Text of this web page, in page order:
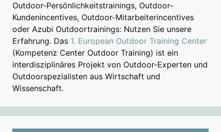
Outdoor-Persönlichkeitstrainings, Outdoor-
Kundenincentives, Outdoor-Mitarbeiterincentives
oder Azubi Outdoortrainings: Nutzen Sie unsere
Erfahrung. Das 1. European Outdoor Training Center
(Kompetenz Center Outdoor Training) ist ein
interdisziplinäres Projekt von Outdoor-Experten und
Outdoorspezialisten aus Wirtschaft und
Wissenschaft.